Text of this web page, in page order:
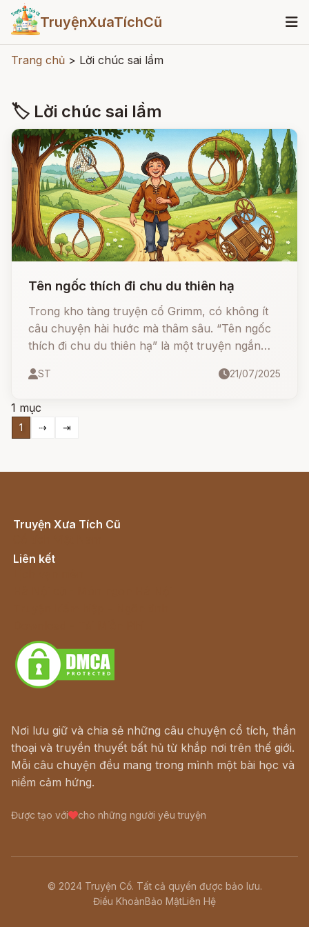
TruyệnXưaTíchCũ
Trang chủ > Lời chúc sai lầm
🏷 Lời chúc sai lầm
Tên ngốc thích đi chu du thiên hạ
Trong kho tàng truyện cổ Grimm, có không ít
câu chuyện hài hước mà thâm sâu. “Tên ngốc
thích đi chu du thiên hạ” là một truyện ngắn
sử dụng lời nói đúng hoàn cảnh nếu không
ST 21/07/2025
1 mục
1 ⇢ ⇥
Truyện Xưa Tích Cũ
Liên kết
Nơi lưu giữ và chia sẻ những câu chuyện cổ tích, thần
thoại và truyền thuyết bất hủ từ khắp nơi trên thế giới.
Mỗi câu chuyện đều mang trong mình một bài học và
niềm cảm hứng.
Được tạo với cho những người yêu truyện
© 2024 Truyện Cổ. Tất cả quyền được bảo lưu.
Điều KhoảnBảo MậtLiên Hệ